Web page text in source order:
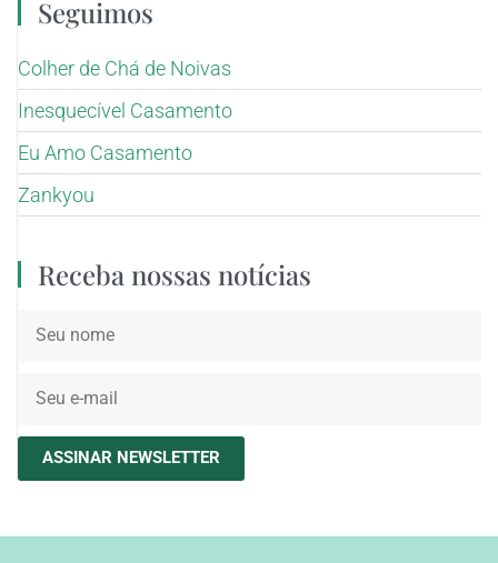
Seguimos
Colher de Chá de Noivas
Inesquecível Casamento
Eu Amo Casamento
Zankyou
Receba nossas notícias
ASSINAR NEWSLETTER